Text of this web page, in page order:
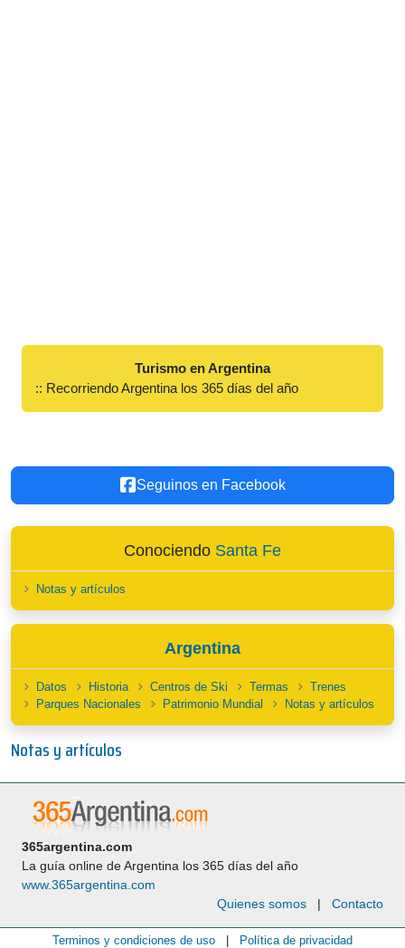
Turismo en Argentina
:: Recorriendo Argentina los 365 días del año
Seguinos en Facebook
Conociendo Santa Fe
Notas y artículos
Argentina
Datos Historia Centros de Ski Termas
Trenes
Parques Nacionales
Patrimonio Mundial Notas y artículos
Notas y artículos
365argentina.com
La guía online de Argentina los 365 días del año
www.365argentina.com
Quienes somos | Contacto
Terminos y condiciones de uso Política de privacidad